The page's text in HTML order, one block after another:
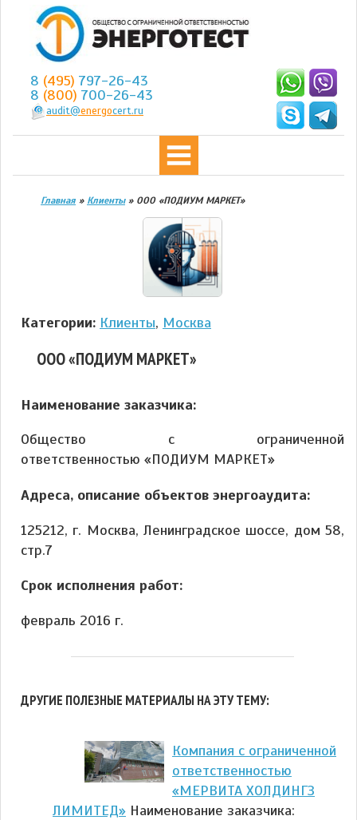
8 (495) 797-26-43
8 (800) 700-26-43
audit@energocert.ru
Главная » Клиенты» ООО «ПОДИУМ МАРКЕТ»
Категории: Клиенты, Москва
ООО «ПОДИУМ МАРКЕТ»
Наименование заказчика:
Общество с ограниченной
ответственностью «ПОДИУМ МАРКЕТ»
Адреса, описание объектов энергоаудита:
125212, г. Москва, Ленинградское шоссе, дом 58,
стр.7
Срок исполнения работ:
февраль 2016 г.
ДРУГИЕ ПОЛЕЗНЫЕ МАТЕРИАЛЫ НА ЭТУ ТЕМУ:
Компания с ограниченной
ответственностью
«МЕРВИТА ХОЛДИНГЗ
ЛИМИТЕД» Наименование заказчика: